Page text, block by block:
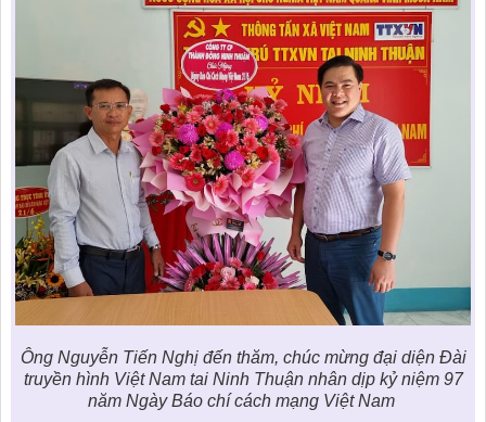
Ông Nguyễn Tiến Nghị đến thăm, chúc mừng đại diện Đài
truyền hình Việt Nam tai Ninh Thuận nhân dịp kỷ niệm 97
năm Ngày Báo chí cách mạng Việt Nam